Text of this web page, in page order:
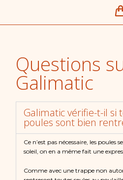
Questions
Galimatic
Galimatic vérifie-t-il si
poules sont bien
Ce n’est pas nécessaire, les poules
soleil, on en a même fait une
Comme avec une trappe non